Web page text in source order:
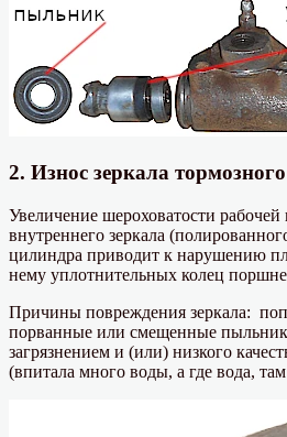
2. Износ зеркала
Увеличение шероховатости
внутреннего зеркала
цилиндра приводит к нарушению
нему уплотнительных колец
Причины повреждения зеркала:
порванные или смещенные
загрязнением и (или) низкого
(впитала много воды, а где вода,